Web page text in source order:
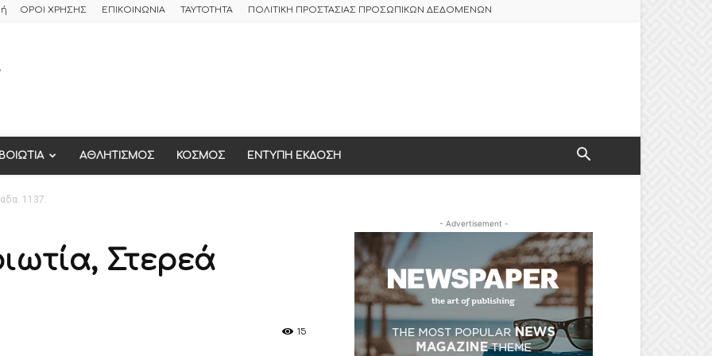
ΟΡΟΙ ΧΡΗΣΗΣ ΕΠΙΚΟΙΝΩΝΙΑ ΤΑΥΤΟΤΗΤΑ ΠΟΛΙΤΙΚΗ ΠΡΟΣΤΑΣΙΑΣ ΠΡΟΣΩΠΙΚΩΝ ΔΕΔΟΜΕΝΩΝ
ΒΟΙΩΤΙΑ ΑΘΛΗΤΙΣΜΟΣ ΚΟΣΜΟΣ ΕΝΤΥΠΗ ΕΚΔΟΣΗ
1137.
Στερεά
15
- Advertisement -